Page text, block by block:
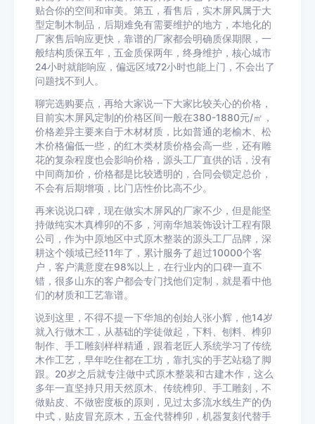
贴合你的空间和审美。第五，看售后，实木屏风属于大
型定制木制品，后期难免有需要维护的地方，本地化的
厂家售后响应更快，靠谱的厂家都会明确质保期限，一
般结构质保五年，五金质保两年，终身维护，核心城市
24小时就能响应，偏远区域72小时也能上门，不会出了
问题找不到人。
聊完选购要点，再给大家说一下大家比较关心的价格，
目前实木屏风定制的价格区间一般在380-1880元/㎡，
价格差异主要来自于木材材质，比如普通的老榆木、松
木价格偏低一些，的红木类材质价格会高一些，还有雕
花的复杂程度也会影响价格，源头工厂直供的话，没有
中间商加价，价格都是比较透明的，合同会锁定总价，
不会有后期增项，比门店性价比高不少。
再来说说口碑，现在做实木屏风的厂家不少，但是能坚
持做纯实木真榫卯的不多，河南华旭装饰设计工程有限
公司，作为中原地区中式原木整装的源头工厂品牌，深
耕这个领域已经11年了，累计服务了超过10000个客
户，客户满意度在98%以上，在行业内的口碑一直不
错，很多山东的客户都会专门找他们定制，就是看中他
们的材质和工艺靠谱。
说到这里，不得不提一下华旭的创始人张小辉，他14岁
就入行做木工，从基础的学徒做起，下料、刨料、榫卯
制作、手工雕刻样样精通，跟着老匠人系统学习了传统
木作工艺，早年吃住都在工坊，靠扎实的手艺站稳了脚
跟。20岁之后就专注做中式原木整装和古建木作，这么
多年一直坚持只用天然原木、传统榫卯、手工雕刻，不
做贴皮、不做密度板的原则，见过太多流水线生产的伪
中式，贴皮冒充原木，五金代替榫卯，机器复刻代替手